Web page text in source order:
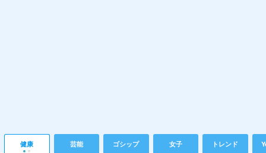
健康 芸能 ゴシップ 女子 トレンド